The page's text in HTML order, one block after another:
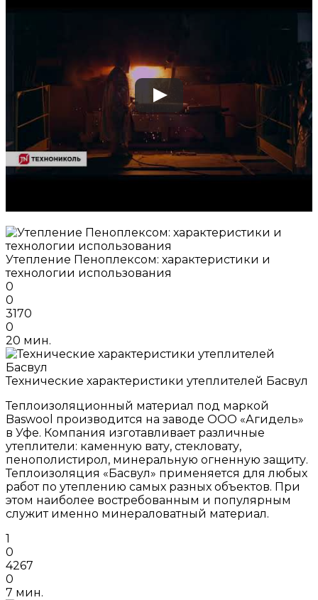
Утепление Пеноплексом: характеристики и
технологии использования
0
0
3170
0
20 мин.
Технические характеристики утеплителей Басвул
Теплоизоляционный материал под маркой
Baswool производится на заводе ООО «Агидель»
в Уфе. Компания изготавливает различные
утеплители: каменную вату, стекловату,
пенополистирол, минеральную огненную защиту.
Теплоизоляция «Басвул» применяется для любых
работ по утеплению самых разных объектов. При
этом наиболее востребованным и популярным
служит именно минераловатный материал.
1
0
4267
0
7 мин.